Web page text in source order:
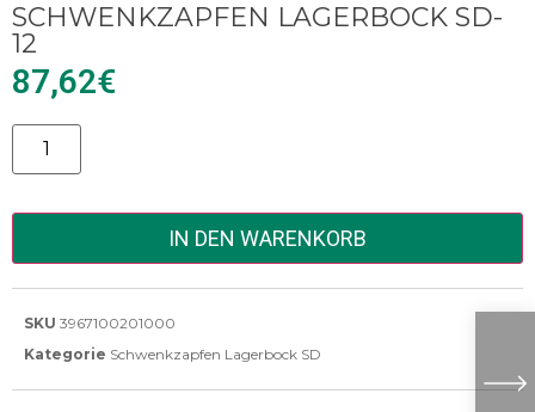
SCHWENKZAPFEN LAGERBOCK SD-
12
87,62€
Alternative:
IN DEN WARENKORB
SKU 3967100201000
Kategorie Schwenkzapfen Lagerbock SD